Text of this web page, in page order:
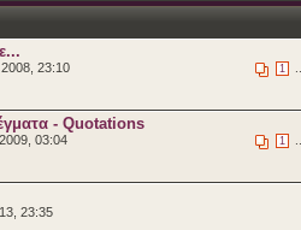
1
23:10
- Quotations
1
03:04
23:35